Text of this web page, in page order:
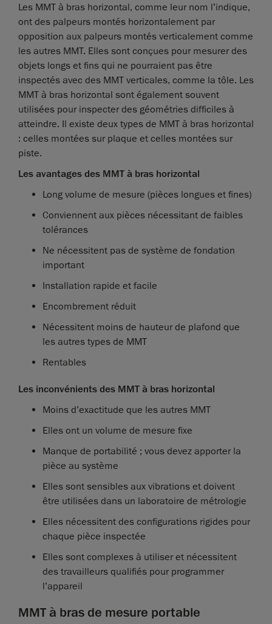
Les MMT à bras horizontal, comme leur nom l’indique,
ont des palpeurs montés horizontalement par
opposition aux palpeurs montés verticalement comme
les autres MMT. Elles sont conçues pour mesurer des
objets longs et fins qui ne pourraient pas être
inspectés avec des MMT verticales, comme la tôle. Les
MMT à bras horizontal sont également souvent
utilisées pour inspecter des géométries difficiles à
atteindre. Il existe deux types de MMT à bras horizontal
: celles montées sur plaque et celles montées sur
piste.
Les avantages des MMT à bras horizontal
Long volume de mesure (pièces longues et fines)
Conviennent aux pièces nécessitant de faibles
tolérances
Ne nécessitent pas de système de fondation
important
Installation rapide et facile
Encombrement réduit
Nécessitent moins de hauteur de plafond que
les autres types de MMT
Rentables
Les inconvénients des MMT à bras horizontal
Moins d’exactitude que les autres MMT
Elles ont un volume de mesure fixe
Manque de portabilité ; vous devez apporter la
pièce au système
Elles sont sensibles aux vibrations et doivent
être utilisées dans un laboratoire de métrologie
Elles nécessitent des configurations rigides pour
chaque pièce inspectée
Elles sont complexes à utiliser et nécessitent
des travailleurs qualifiés pour programmer
l’appareil
MMT à bras de mesure portable